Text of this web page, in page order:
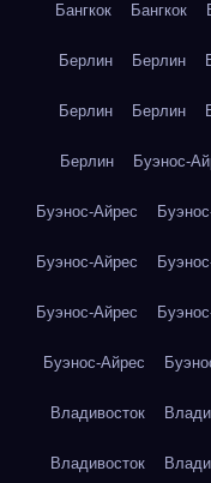
Бангкок Бангкок
Берлин Берлин
Берлин Берлин
Берлин Буэнос-
Буэнос-Айрес
Буэнос-Айрес
Буэнос-Айрес
Буэнос-Айрес
Владивосток
Владивосток